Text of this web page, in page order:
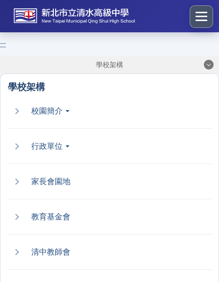
到
塊
:::
學校架構
學校架構
校園簡介
行政單位
家長會園地
教育基金會
清中教師會